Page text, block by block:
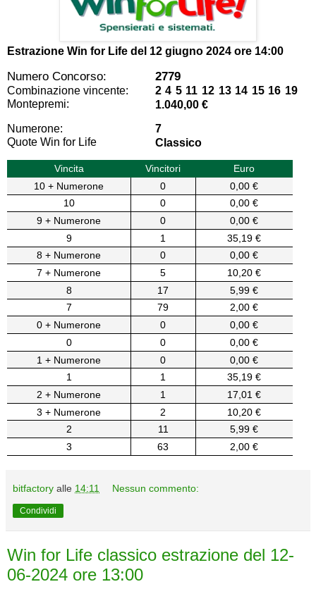
Estrazione Win for Life del 12 giugno 2024 ore 14:00
Numero Concorso: 2779
Combinazione vincente:
2 4 5 11 12 13 14 15 16 19
Montepremi:
1.040,00 €
Numerone:
7
Quote Win for Life
Classico
Vincita Vincitori
Euro
10 + Numerone
0
0,00 €
10
0
0,00 €
9 + Numerone
0
0,00 €
9
1
35,19 €
8 + Numerone
0
0,00 €
7 + Numerone
5
10,20 €
8
17
5,99 €
7
79
2,00 €
0 + Numerone
0
0,00 €
0
0
0,00 €
1 + Numerone
0
0,00 €
1
1
35,19 €
2 + Numerone
1
17,01 €
3 + Numerone
2
10,20 €
2
11
5,99 €
3
63 2,00 €
bitfactory alle 14:11 Nessun commento:
Condividi
Win for Life classico estrazione del 12-
06-2024 ore 13:00